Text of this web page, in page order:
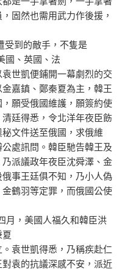
固然也需用武力作後援，
到的敵手，不隻是
國、英國、法
世凱便鋪開一幕劇烈的交
嘉鎮、鄭秦夏為主，韓王
願受俄國維護，願簽約使
廷得悉，令北洋年夜臣飭
文件送至俄國，求俄維
處訊問。韓臣馳告韓王及
派議政年夜臣沈舜澤、金
事王廷俱不知，乃小人偽
鶴羽等定罪，而俄國公使
，美國人福久和韓臣洪
袁世凱得悉，乃稱疾赴仁
袁的抗議深感不安，派近